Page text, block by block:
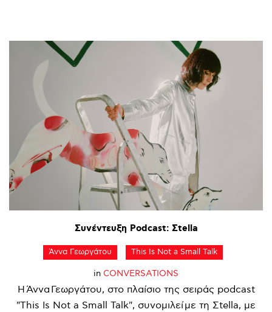
Συνέντευξη Podcast: Σtella
Άννα Γεωργάτου This Is Not a Small Talk
in CONVERSATIONS
Η Άννα Γεωργάτου, στο πλαίσιο της σειράς podcast
"This Is Not a Small Talk", συνομιλεί με τη Σtella, με